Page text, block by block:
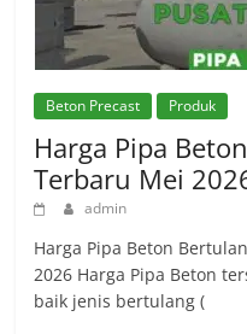
Beton Precast Produk
Harga Pipa
Terbaru Mei
admin
Harga Pipa Beton
2026 Harga Pipa Beton
baik jenis bertulang (